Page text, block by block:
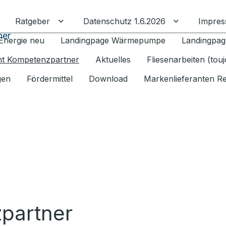
Ratgeber Untermenü für Ratgeber umschalten
Datenschutz 1.6.2026 Untermenü
neu
Landingpage Wärmepumpe
Kompetenzpartner
Aktuelles
Fliesenarbeiten
Fördermittel Download Markenlieferanten